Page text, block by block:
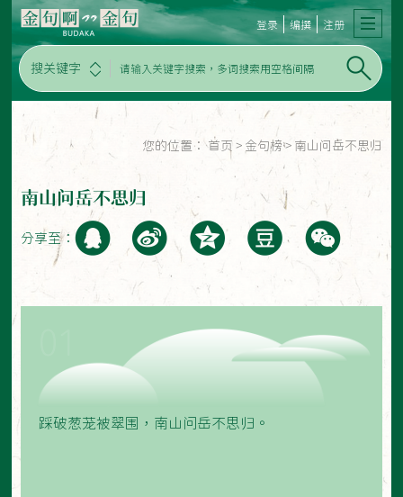
搜关键字
登录 编撰 注册
您的位置： 首页 > 金句榜 > 南山问岳不思归
南山问岳不思归
分享至：
踩破葱茏被翠围，南山问岳不思归。